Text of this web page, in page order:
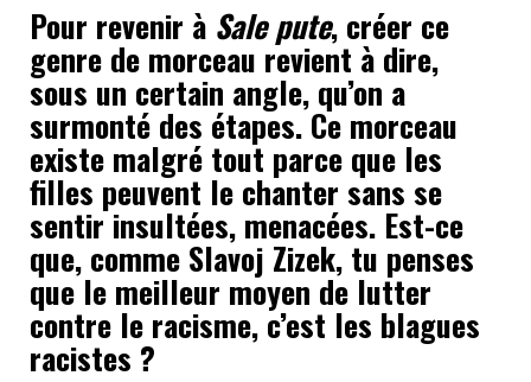
Pour revenir à Sale pute, créer ce
genre de morceau revient à dire,
sous un certain angle, qu’on a
surmonté des étapes. Ce morceau
existe malgré tout parce que les
filles peuvent le chanter sans se
sentir insultées, menacées. Est-ce
que, comme Slavoj Zizek, tu penses
que le meilleur moyen de lutter
contre le racisme, c’est les blagues
racistes ?